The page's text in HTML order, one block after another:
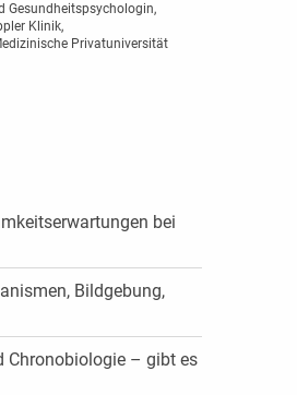
Gesundheitspsychologin,
Klinik,
Privatuniversität
bei
Bildgebung,
Chronobiologie – gibt es